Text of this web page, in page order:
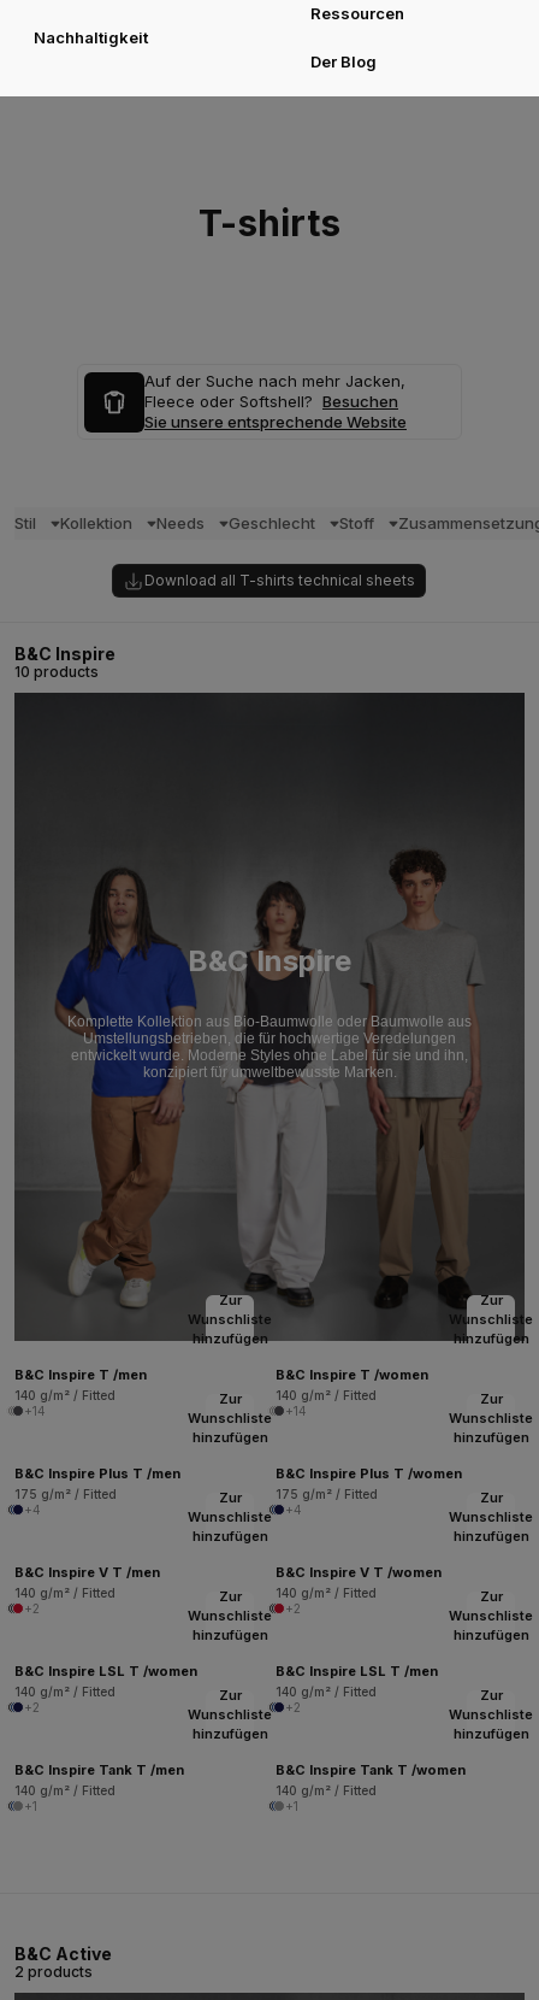
Nachhaltigkeit
Ressourcen
Der Blog
T-shirts
Auf der Suche nach mehr Jacken,
Fleece oder Softshell? Besuchen
Sie unsere entsprechende Website
Stil Kollektion Needs Geschlecht Stoff
Download all T-shirts technical sheets
B&C Inspire
10 products
B&C Inspire
Komplette Kollektion aus Bio-Baumwolle oder Baumwolle aus
Umstellungsbetrieben, die für hochwertige Veredelungen
entwickelt wurde. Moderne Styles ohne Label für sie und ihn,
konzipiert für umweltbewusste Marken.
Zur
Wunschliste
hinzufügen
B&C Inspire T /men
140 g/m² / Fitted
+14
Zur
Wunschliste
hinzufügen
B&C Inspire T /women
140 g/m² / Fitted
+14
Zur
Wunschliste
hinzufügen
B&C Inspire Plus T /men
175 g/m² / Fitted
+4
Zur
Wunschliste
hinzufügen
B&C Inspire Plus T /women
175 g/m² / Fitted
+4
Zur
Wunschliste
hinzufügen
B&C Inspire V T /men
140 g/m² / Fitted
+2
Zur
Wunschliste
hinzufügen
B&C Inspire V T /women
140 g/m² / Fitted
+2
Zur
Wunschliste
hinzufügen
B&C Inspire LSL T /women
140 g/m² / Fitted
+2
Zur
Wunschliste
hinzufügen
B&C Inspire LSL T /men
140 g/m² / Fitted
+2
Zur
Wunschliste
hinzufügen
B&C Inspire Tank T /men
140 g/m² / Fitted
+1
Zur
Wunschliste
hinzufügen
B&C Inspire Tank T /women
140 g/m² / Fitted
+1
B&C Active
2 products